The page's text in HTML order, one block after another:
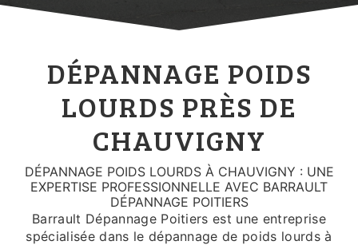
DÉPANNAGE POIDS
LOURDS PRÈS DE
CHAUVIGNY
DÉPANNAGE POIDS LOURDS À CHAUVIGNY : UNE
EXPERTISE PROFESSIONNELLE AVEC BARRAULT
DÉPANNAGE POITIERS
Barrault Dépannage Poitiers est une entreprise
spécialisée dans le dépannage de poids lourds à